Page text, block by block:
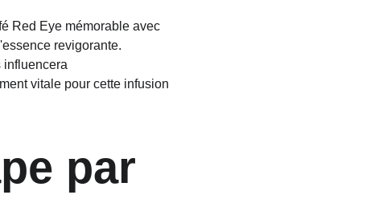
Red Eye mémorable avec
revigorante.
influencera
vitale pour cette infusion
par